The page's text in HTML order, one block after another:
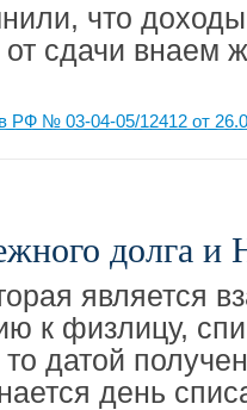
что
сдачи внаем
РФ № 03-04-05/12412 от
долга
является
к физлицу,
датой
день